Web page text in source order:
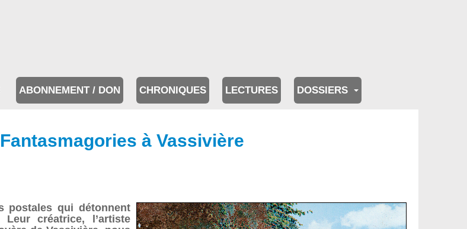
ABONNEMENT / DON CHRONIQUES LECTURES DOSSIERS
à Vassivière
postales qui détonnent
créatrice, l’artiste